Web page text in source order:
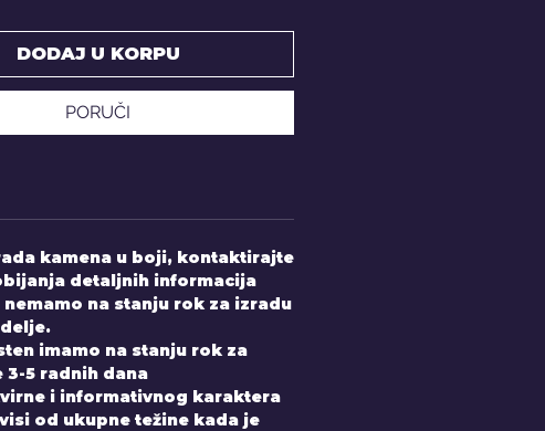
DODAJ U KORPU
PORUČI
kamena u boji, kontaktirajte
detaljnih informacija
na stanju rok za izradu
imamo na stanju rok za
3-5 radnih dana
i informativnog karaktera
od ukupne težine kada je